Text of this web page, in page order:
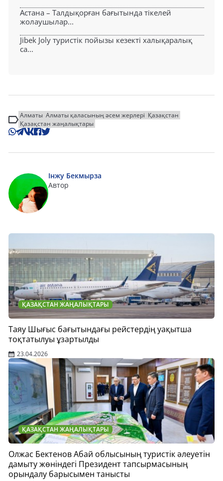
Астана – Талдықорған бағытында тікелей
жолаушылар...
Jibek Joly туристік пойызы кезекті халықаралық
са...
Алматы Алматы қаласының әсем жерлері Қазақстан
Қазақстан жаңалықтары
Інжу Бекмырза
Автор
ҚАЗАҚСТАН ЖАҢАЛЫҚТАРЫ
Таяу Шығыс бағытындағы рейстердің уақытша
тоқтатылуы ұзартылды
23.04.2026
ҚАЗАҚСТАН ЖАҢАЛЫҚТАРЫ
Олжас Бектенов Абай облысының туристік әлеуетін
дамыту жөніндегі Президент тапсырмасының
орындалу барысымен танысты